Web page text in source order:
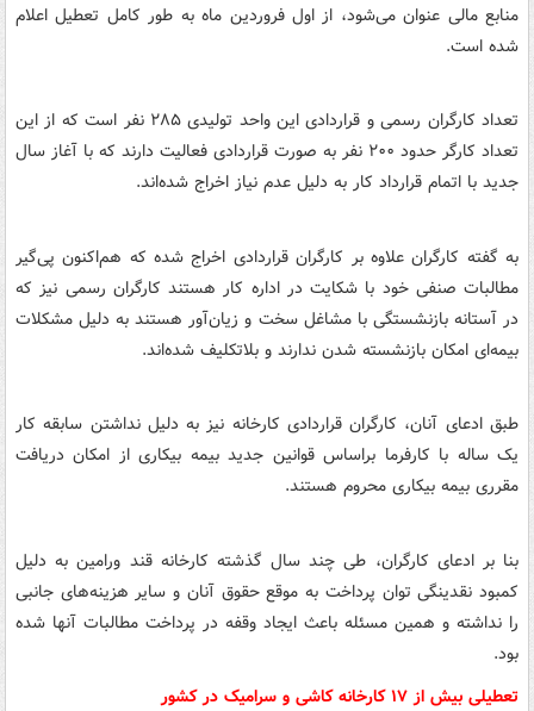
منابع مالی عنوان می‌شود، از اول فروردین ماه به طور کامل تعطیل اعلام
شده است.
تعداد کارگران رسمی و قراردادی این واحد تولیدی ۲۸۵ نفر است که از این
تعداد کارگر حدود ۲۰۰ نفر به صورت قراردادی فعالیت دارند که با آغاز سال
جدید با اتمام قرارداد کار به دلیل عدم نیاز اخراج شده‌اند.
به گفته کارگران علاوه بر کارگران قراردادی اخراج شده که هم‌اکنون پی‌گیر
مطالبات صنفی خود با شکایت در اداره کار هستند کارگران رسمی نیز که
در آستانه بازنشستگی با مشاغل سخت و زیان‌آور هستند به دلیل مشکلات
بیمه‌ای امکان بازنشسته شدن ندارند و بلاتکلیف شده‌اند.
طبق ادعای آنان، کارگران قراردادی کارخانه نیز به دلیل نداشتن سابقه کار
یک ساله با کارفرما براساس قوانین جدید بیمه بیکاری از امکان دریافت
مقرری بیمه بیکاری محروم هستند.
بنا بر ادعای کارگران، طی چند سال گذشته کارخانه قند ورامین به دلیل
کمبود نقدینگی توان پرداخت به موقع حقوق آنان و سایر هزینه‌های جانبی
را نداشته و همین مسئله باعث ایجاد وقفه در پرداخت مطالبات آنها شده
بود.
تعطیلی بیش از ۱۷ کارخانه کاشی و سرامیک در کشور